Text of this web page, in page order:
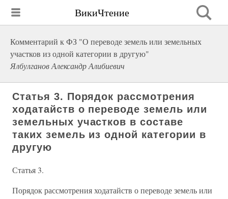
ВикиЧтение
Комментарий к ФЗ "О переводе земель или земельных
участков из одной категории в другую"
Ялбулганов Александр Алибиевич
Статья 3. Порядок рассмотрения
ходатайств о переводе земель или
земельных участков в составе
таких земель из одной категории в
другую
Статья 3.
Порядок рассмотрения ходатайств о переводе земель или